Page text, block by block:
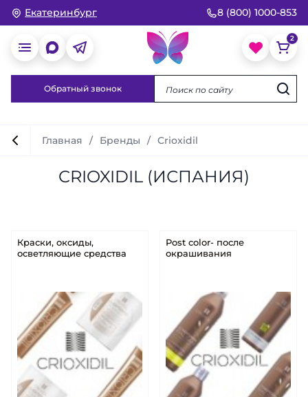
Екатеринбург 8 (800) 1000-853
Обратный звонок
Главная Бренды Crioxidil
CRIOXIDIL (ИСПАНИЯ)
Краски, оксиды,
осветляющие средства
Post color- после
окрашивания